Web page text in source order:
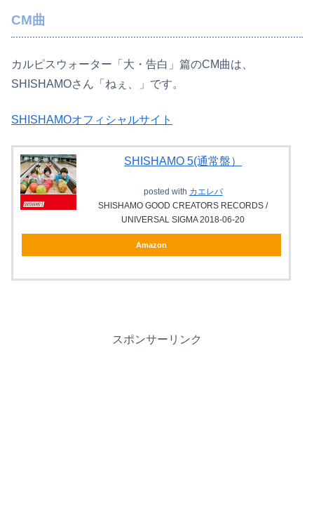
CM曲
カルピスウォーター「大・告白」篇のCM曲は、
SHISHAMOさん「ねぇ、」です。
SHISHAMOオフィシャルサイト
SHISHAMO 5(通常盤）
posted with カエレバ
SHISHAMO GOOD CREATORS RECORDS /
UNIVERSAL SIGMA 2018-06-20
Amazon
スポンサーリンク